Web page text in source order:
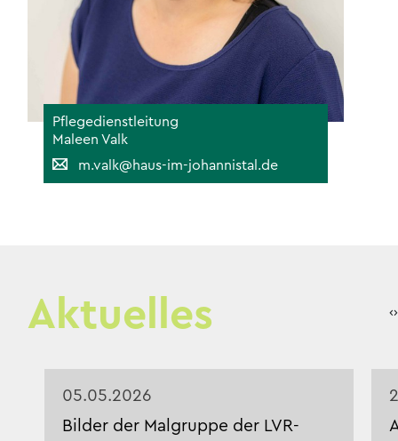
Pflegedienstleitung
Maleen Valk
m.valk@haus-im-johannistal.de
Aktuelles
05.05.2026
Bilder der Malgruppe der LVR-
‹›